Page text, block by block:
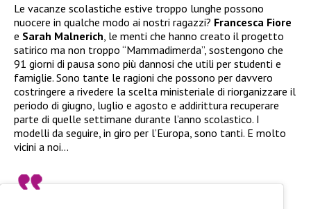
Le vacanze scolastiche estive troppo lunghe possono
nuocere in qualche modo ai nostri ragazzi? Francesca Fiore
e Sarah Malnerich , le menti che hanno creato il progetto
satirico ma non troppo “Mammadimerda”, sostengono che
91 giorni di pausa sono più dannosi che utili per studenti e
famiglie. Sono tante le ragioni che possono per davvero
costringere a rivedere la scelta ministeriale di riorganizzare il
periodo di giugno, luglio e agosto e addirittura recuperare
parte di quelle settimane durante l’anno scolastico. I
modelli da seguire, in giro per l’Europa, sono tanti. E molto
vicini a noi…